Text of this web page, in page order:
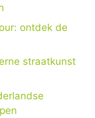
ontdek de
straatkunst